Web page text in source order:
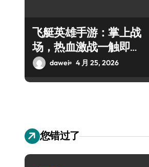
飞艇英雄手游：掌上战
场，热血激战一触即
发！dawei 4 月 25, 2026
您错过了